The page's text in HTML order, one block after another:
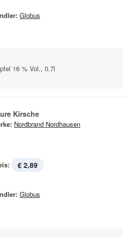
Globus
16 % Vol., 0.7l
Kirsche
Nordbrand Nordhausen
€ 2,89
Globus